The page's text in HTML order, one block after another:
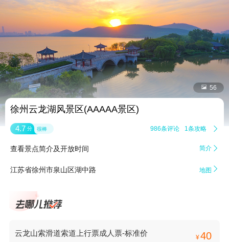
 56
徐州云龙湖风景区(AAAAA景区)
4.7 分 很棒 986条评论 1条攻略 
查看景点简介及开放时间 简介 
江苏省徐州市泉山区湖中路 地图 
云龙山索滑道索道上行票成人票-标准价 ¥40